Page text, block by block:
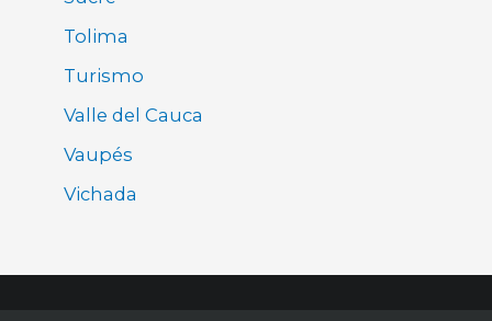
Tolima
Turismo
Valle del Cauca
Vaupés
Vichada